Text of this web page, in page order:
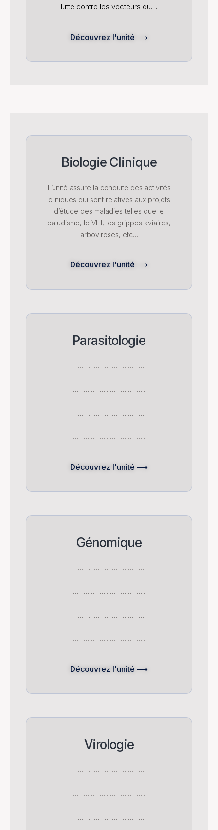
lutte contre les vecteurs du…
Découvrez l'unité ⟶
Biologie Clinique
L’unité assure la conduite des activités
cliniques qui sont relatives aux projets
d’étude des maladies telles que le
paludisme, le VIH, les grippes aviaires,
arboviroses, etc…
Découvrez l'unité ⟶
Parasitologie
………………… ……………….
……………….. ………………..
………………… ……………….
……………….. ………………..
Découvrez l'unité ⟶
Génomique
………………… ……………….
……………….. ………………..
………………… ……………….
……………….. ………………..
Découvrez l'unité ⟶
Virologie
………………… ……………….
……………….. ………………..
………………… ……………….